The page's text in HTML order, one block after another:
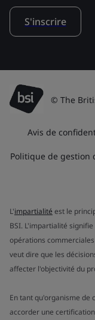
S'inscrire
© The
Avis de
Politique de gestion
L'impartialité est le
BSI. L'impartialité
opérations
veut dire que les
affecter l'objectivité du
En tant qu'organisme de
accorder une